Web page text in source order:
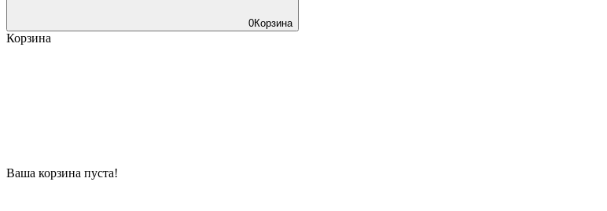
0Корзина
Корзина
Ваша корзина пуста!